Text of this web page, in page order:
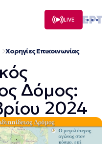
LIVE
Χορηγίες Επικοινωνίας
Δόμος:
2024